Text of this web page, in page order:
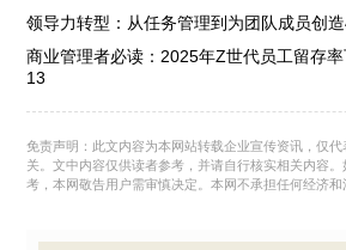
领导力转型：从任务管理到为团队成员创
商业管理者必读：2025年Z世代员工留存
13
免责声明：此文内容为本网站转载企业宣传资讯，仅
关。文中内容仅供读者参考，并请自行核实相关内容
考，本网敬告用户需审慎决定。本网不承担任何经济和